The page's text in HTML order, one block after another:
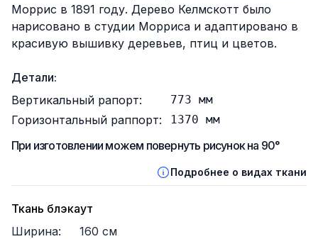
Моррис в 1891 году. Дерево Келмскотт было
нарисовано в студии Морриса и адаптировано в
красивую вышивку деревьев, птиц и цветов.
Детали:
Вертикальный рапорт:
773 мм
Горизонтальный раппорт: 1370 мм
При изготовлении можем повернуть рисунок на 90°
Подробнее о видах ткани
Ткань блэкаут
Ширина:
160 см